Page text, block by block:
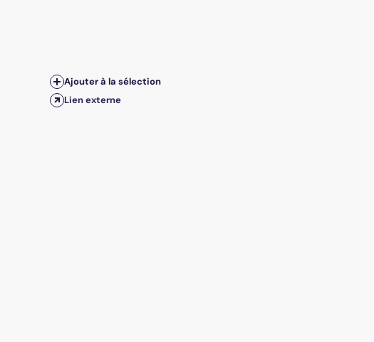
Ajouter à la sélection
Lien externe